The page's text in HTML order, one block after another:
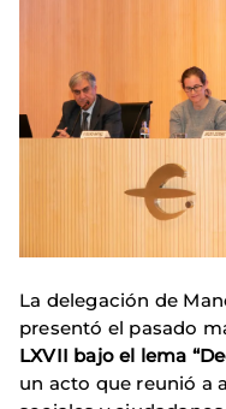
La delegación de
presentó el pasado
LXVII bajo el lema
un acto que reunió a